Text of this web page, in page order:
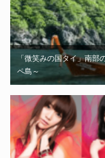
「微笑みの国タイ」南
ペ島～